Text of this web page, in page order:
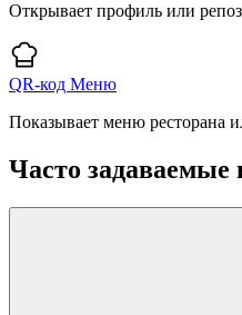
Открывает профиль или
QR-код Меню
Показывает меню ресторана
Часто задаваемые